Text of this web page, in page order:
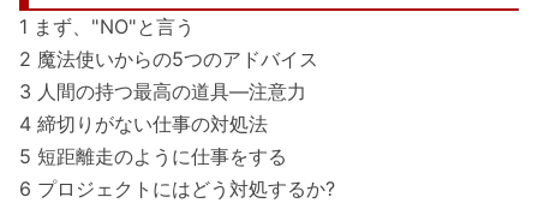
1 まず、"NO"と言う
2 魔法使いからの5つのアドバイス
3 人間の持つ最高の道具―注意力
4 締切りがない仕事の対処法
5 短距離走のように仕事をする
6 プロジェクトにはどう対処するか?